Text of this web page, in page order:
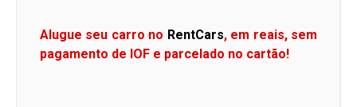
Alugue seu carro no RentCars, em reais, sem
pagamento de IOF e parcelado no cartão!